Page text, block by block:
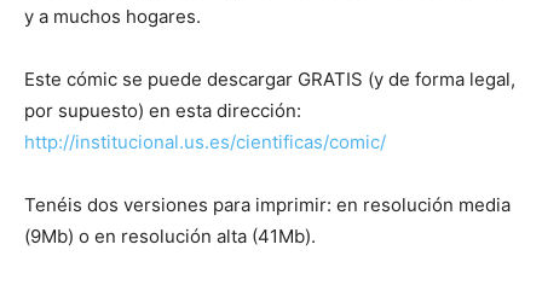
y a muchos hogares.
Este cómic se puede descargar GRATIS (y de forma legal,
por supuesto) en esta dirección:
http://institucional.us.es/cientificas/comic/
Tenéis dos versiones para imprimir: en resolución media
(9Mb) o en resolución alta (41Mb).